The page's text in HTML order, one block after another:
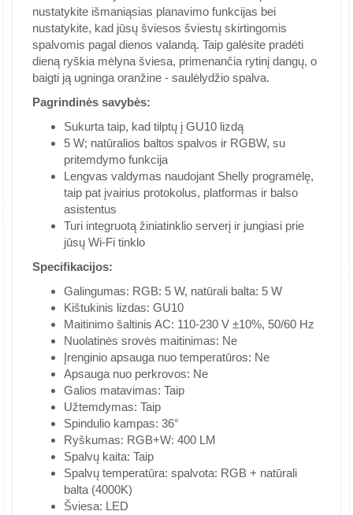
nustatykite išmaniąsias planavimo funkcijas bei
nustatykite, kad jūsų šviesos šviestų skirtingomis
spalvomis pagal dienos valandą. Taip galėsite pradėti
dieną ryškia mėlyna šviesa, primenančia rytinį dangų, o
baigti ją ugninga oranžine - saulėlydžio spalva.
Pagrindinės savybės:
Sukurta taip, kad tilptų į GU10 lizdą
5 W; natūralios baltos spalvos ir RGBW, su
pritemdymo funkcija
Lengvas valdymas naudojant Shelly programėlę,
taip pat įvairius protokolus, platformas ir balso
asistentus
Turi integruotą žiniatinklio serverį ir jungiasi prie
jūsų Wi-Fi tinklo
Specifikacijos:
Galingumas: RGB: 5 W, natūrali balta: 5 W
Kištukinis lizdas: GU10
Maitinimo šaltinis AC: 110-230 V ±10%, 50/60 Hz
Nuolatinės srovės maitinimas: Ne
Įrenginio apsauga nuo temperatūros: Ne
Apsauga nuo perkrovos: Ne
Galios matavimas: Taip
Užtemdymas: Taip
Spindulio kampas: 36°
Ryškumas: RGB+W: 400 LM
Spalvų kaita: Taip
Spalvų temperatūra: spalvota: RGB + natūrali
balta (4000K)
Šviesa: LED